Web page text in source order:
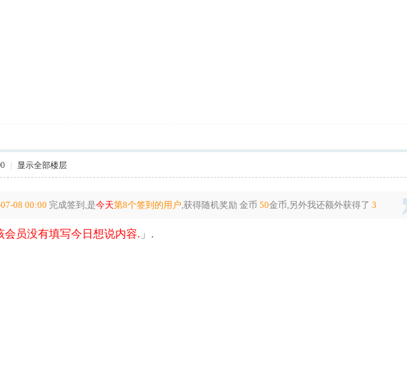
显示全部楼层
08 00:00 完成签到,是今天第8个签到的用户,获得随机奖励金币50金币,另外我还额外获得了 3
会员没有填写今日想说内容. 」.